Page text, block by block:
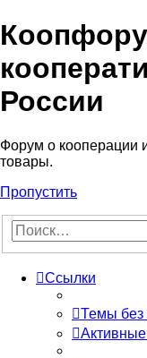
России
Форум о кооперации
товары.
Пропустить
Ссылки
Темы без